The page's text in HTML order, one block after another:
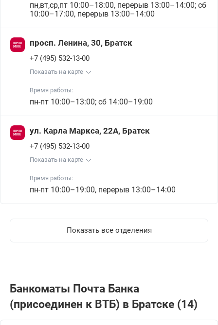
пн,вт,ср,пт 10:00–18:00, перерыв 13:00–14:00; сб
10:00–17:00, перерыв 13:00–14:00
просп. Ленина, 30, Братск
+7 (495) 532-13-00
Показать на карте
Время работы:
пн-пт 10:00–13:00; сб 14:00–19:00
ул. Карла Маркса, 22А, Братск
+7 (495) 532-13-00
Показать на карте
Время работы:
пн-пт 10:00–19:00, перерыв 13:00–14:00
Показать все отделения
Банкоматы Почта Банкa
(присоединен к ВТБ) в Братске (14)